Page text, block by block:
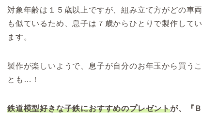
対象年齢は１５歳以上ですが、組み立て方がどの車両
も似ているため、息子は７歳からひとりで製作してい
ます。
製作が楽しいようで、息子が自分のお年玉から買うこ
とも…！
鉄道模型好きな子鉄におすすめのプレゼントが、『Ｂ